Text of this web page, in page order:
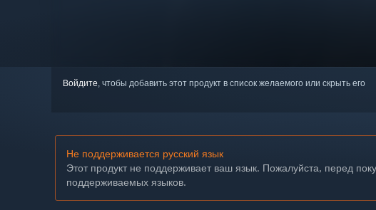
Войдите, чтобы добавить этот продукт в список желаемого или скрыть его
Не поддерживается русский язык
Этот продукт не поддерживает ваш язык. Пожалуйста, перед
поддерживаемых языков.